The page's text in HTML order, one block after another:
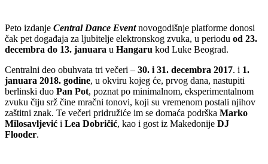
Peto izdanje Central Dance Eventnovogodišnje platforme donosi
čak pet događaja za ljubitelje elektronskog zvuka, u periodu od 23.
decembra do 13. januara u Hangaru kod Luke Beograd.
Centralni deo obuhvata tri večeri – 30. i 31. decembra 2017. i 1.
januara 2018. godine, u okviru kojeg će, prvog dana, nastupiti
berlinski duo Pan Pot, poznat po minimalnom, eksperimentalnom
zvuku čiju srž čine mračni tonovi, koji su vremenom postali njihov
zaštitni znak. Te večeri pridružiće im se domaća podrška Marko
Milosavljević i Lea Dobričić, kao i gost iz Makedonije DJ
Flooder.